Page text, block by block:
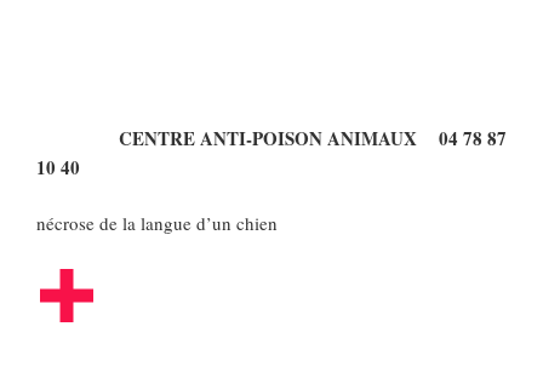
CENTRE ANTI-POISON ANIMAUX 04 78 87
10 40
nécrose de la langue d’un chien